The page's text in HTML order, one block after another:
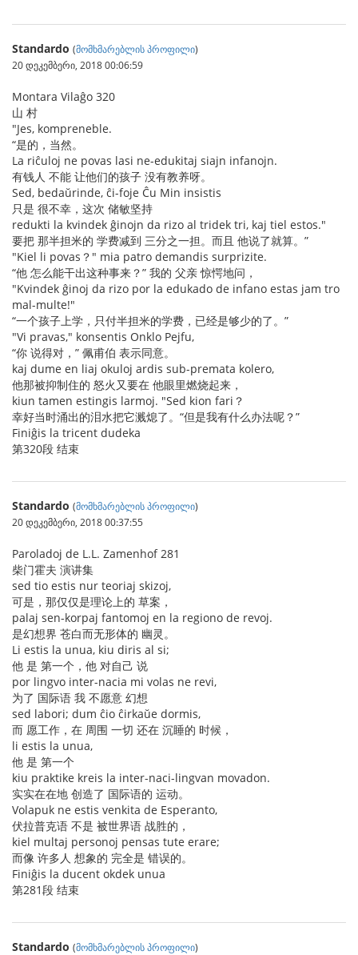
Standardo (მომხმარებლის პროფილი)
20 დეკემბერი, 2018 00:06:59
Montara Vilaĝo 320
山 村
"Jes, kompreneble.
“是的，当然。
La riĉuloj ne povas lasi ne-edukitaj siajn infanojn.
有钱人 不能 让他们的孩子 没有教养呀。
Sed, bedaŭrinde, ĉi-foje Ĉu Min insistis
只是 很不幸，这次 储敏坚持
redukti la kvindek ĝinojn da rizo al tridek tri, kaj tiel estos."
要把 那半担米的 学费减到 三分之一担。而且 他说了就算。”
"Kiel li povas？" mia patro demandis surprizite.
“他 怎么能干出这种事来？” 我的 父亲 惊愕地问，
"Kvindek ĝinoj da rizo por la edukado de infano estas jam tro
mal-multe!"
“一个孩子上学，只付半担米的学费，已经是够少的了。”
"Vi pravas," konsentis Onklo Pejfu,
“你 说得对，” 佩甫伯 表示同意。
kaj dume en liaj okuloj ardis sub-premata kolero,
他那被抑制住的 怒火又要在 他眼里燃烧起来，
kiun tamen estingis larmoj. "Sed kion fari？
幸好当时涌出的泪水把它溅熄了。“但是我有什么办法呢？”
Finiĝis la tricent dudeka
第320段 结束
Standardo (მომხმარებლის პროფილი)
20 დეკემბერი, 2018 00:37:55
Paroladoj de L.L. Zamenhof 281
柴门霍夫 演讲集
sed tio estis nur teoriaj skizoj,
可是，那仅仅是理论上的 草案，
palaj sen-korpaj fantomoj en la regiono de revoj.
是幻想界 苍白而无形体的 幽灵。
Li estis la unua, kiu diris al si;
他 是 第一个，他 对自己 说
por lingvo inter-nacia mi volas ne revi,
为了 国际语 我 不愿意 幻想
sed labori; dum ĉio ĉirkaŭe dormis,
而 愿工作，在 周围 一切 还在 沉睡的 时候，
li estis la unua,
他 是 第一个
kiu praktike kreis la inter-naci-lingvan movadon.
实实在在地 创造了 国际语的 运动。
Volapuk ne estis venkita de Esperanto,
伏拉普克语 不是 被世界语 战胜的，
kiel multaj personoj pensas tute erare;
而像 许多人 想象的 完全是 错误的。
Finiĝis la ducent okdek unua
第281段 结束
Standardo (მომხმარებლის პროფილი)